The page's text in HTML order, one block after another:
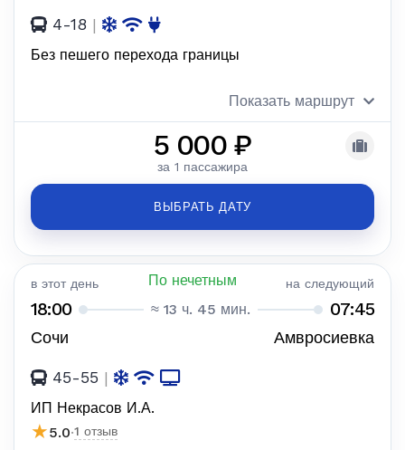
4-18 |
Без пешего перехода границы
Показать маршрут
5 000 ₽
за 1 пассажира
ВЫБРАТЬ ДАТУ
в этот день По нечетным на следующий
18:00 ≈ 13 ч. 45 мин. 07:45
Сочи Амвросиевка
45-55 |
ИП Некрасов И.А.
★5.0·1 отзыв